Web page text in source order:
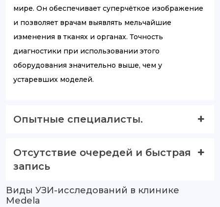
мире. Он обеспечивает суперчёткое изображение
и позволяет врачам выявлять мельчайшие
изменения в тканях и органах. Точность
диагностики при использовании этого
оборудования значительно выше, чем у
устаревших моделей.
Опытные специалисты.
Отсутствие очередей и быстрая
запись
Виды УЗИ-исследований в клинике
Medela